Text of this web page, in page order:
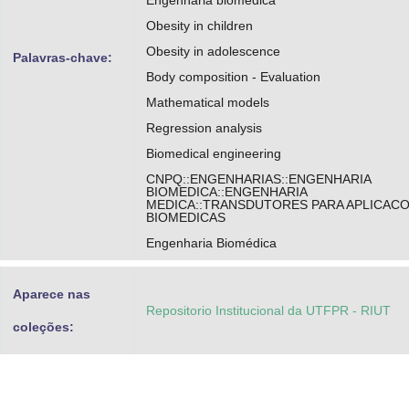
Palavras-chave:
Obesity in children
Obesity in adolescence
Body composition - Evaluation
Mathematical models
Regression analysis
Biomedical engineering
CNPQ::ENGENHARIAS::ENGENHARIA
BIOMEDICA::ENGENHARIA
MEDICA::TRANSDUTORES PARA
BIOMEDICAS
Engenharia Biomédica
Aparece nas
coleções:
Repositorio Institucional da UTFPR - RIUT